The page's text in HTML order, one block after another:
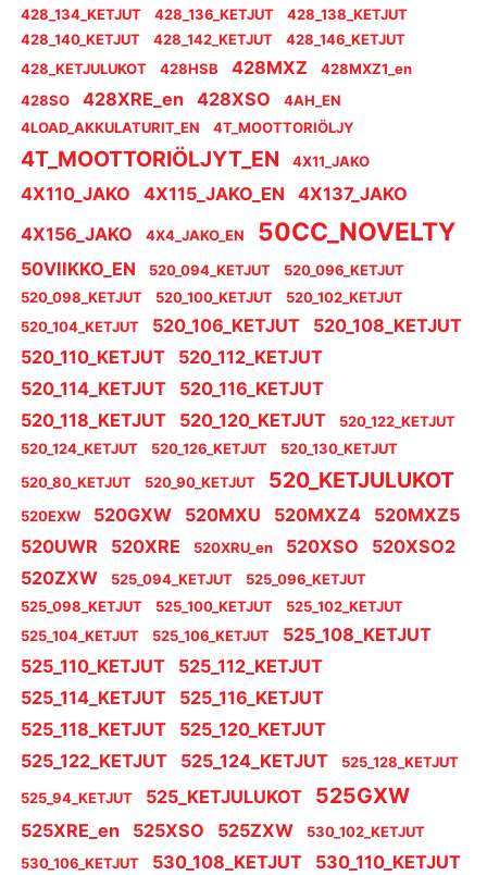
428_134_KETJUT
428_136_KETJUT
428_138_KETJUT
428_140_KETJUT
428_142_KETJUT
428_146_KETJUT
428_KETJULUKOT
428HSB 428MXZ
428MXZ1_en
428SO
428XRE_en 428XSO
4AH_EN
4LOAD_AKKULATURIT_EN
4T_MOOTTORIÖLJY
4T_MOOTTORIÖLJYT_EN 4X11_JAKO
4X110_JAKO 4X115_JAKO_EN
4X137_JAKO
4X156_JAKO
4X4_JAKO_EN 50CC_NOVELTY
50VIIKKO_EN 520_094_KETJUT
520_096_KETJUT
520_098_KETJUT
520_100_KETJUT
520_102_KETJUT
520_104_KETJUT
520_106_KETJUT
520_108_KETJUT
520_110_KETJUT
520_112_KETJUT
520_114_KETJUT
520_116_KETJUT
520_118_KETJUT
520_120_KETJUT
520_122_KETJUT
520_124_KETJUT
520_126_KETJUT
520_130_KETJUT
520_80_KETJUT
520_90_KETJUT 520_KETJULUKOT
520EXW 520GXW 520MXU 520MXZ4
520MXZ5
520UWR
520XRE 520XRU_en 520XSO
520XSO2
520ZXW
525_094_KETJUT
525_096_KETJUT
525_098_KETJUT
525_100_KETJUT
525_102_KETJUT
525_104_KETJUT
525_106_KETJUT
525_108_KETJUT
525_110_KETJUT
525_112_KETJUT
525_114_KETJUT
525_116_KETJUT
525_118_KETJUT
525_120_KETJUT
525_122_KETJUT
525_124_KETJUT 525_128_KETJUT
525_94_KETJUT 525_KETJULUKOT 525GXW
525XRE_en 525XSO 525ZXW
530_102_KETJUT
530_106_KETJUT
530_108_KETJUT
530_110_KETJUT